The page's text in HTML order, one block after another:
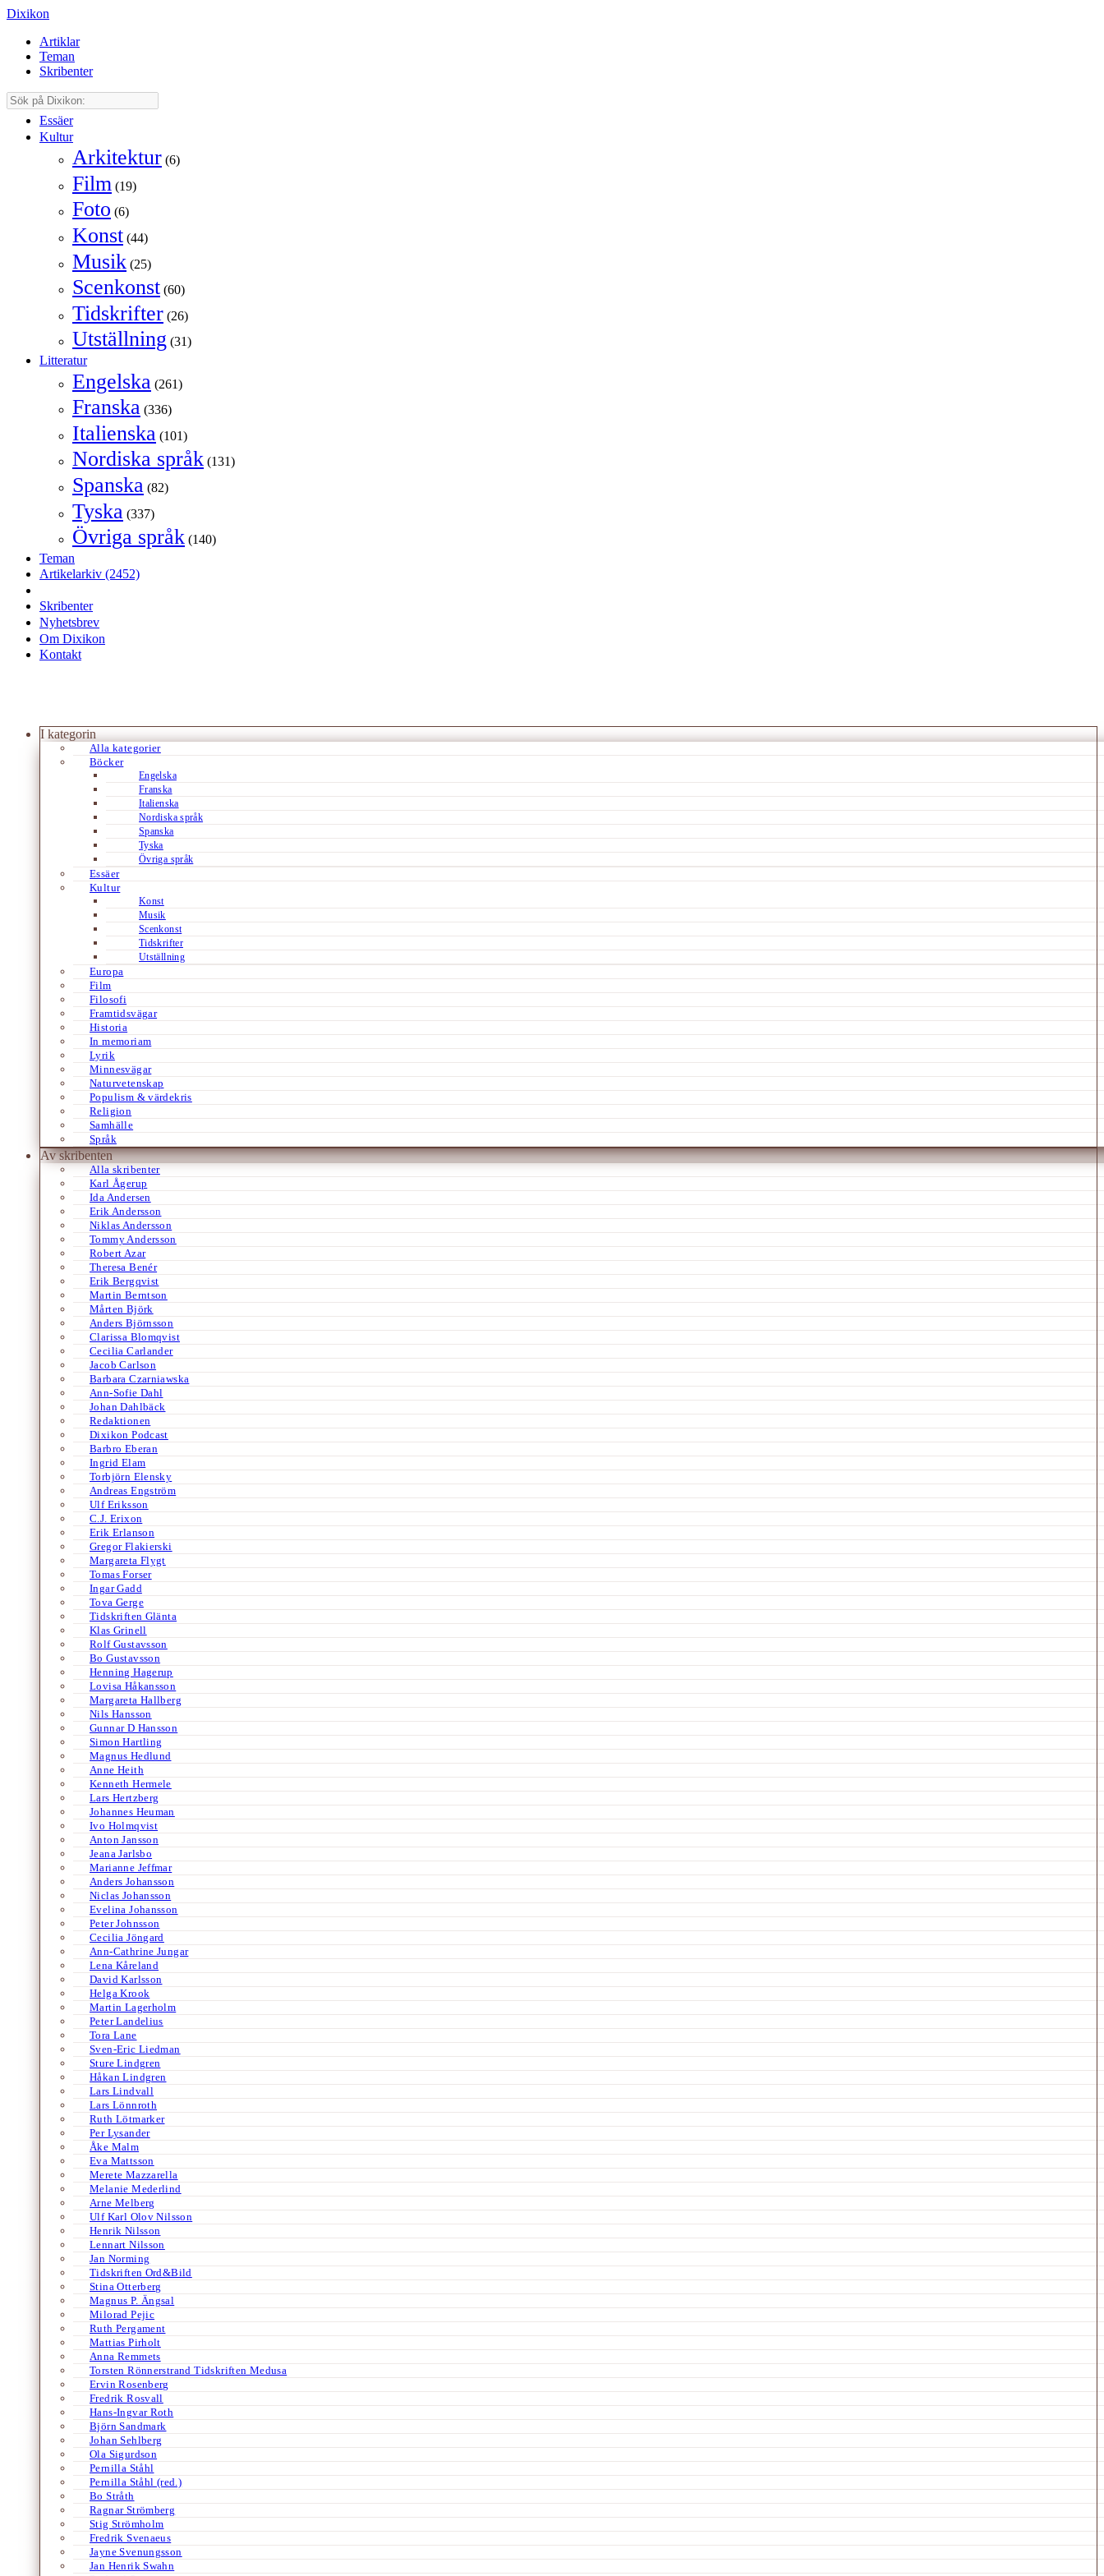
Dixikon
Artiklar
Teman
Skribenter
Essäer
Kultur
Arkitektur (6)
Film (19)
Foto (6)
Konst (44)
Musik (25)
Scenkonst (60)
Tidskrifter (26)
Utställning (31)
Litteratur
Engelska (261)
Franska (336)
Italienska (101)
Nordiska språk (131)
Spanska (82)
Tyska (337)
Övriga språk (140)
Teman
Artikelarkiv (2452)
Skribenter
Nyhetsbrev
Om Dixikon
Kontakt
I kategorin
Alla kategorier
Böcker
Engelska
Franska
Italienska
Nordiska språk
Spanska
Tyska
Övriga språk
Essäer
Kultur
Konst
Musik
Scenkonst
Tidskrifter
Utställning
Europa
Film
Filosofi
Framtidsvägar
Historia
In memoriam
Lyrik
Minnesvägar
Naturvetenskap
Populism & värdekris
Religion
Samhälle
Språk
Av skribenten
Alla skribenter
Karl Ågerup
Ida Andersen
Erik Andersson
Niklas Andersson
Tommy Andersson
Robert Azar
Theresa Benér
Erik Bergqvist
Martin Berntson
Mårten Björk
Anders Björnsson
Clarissa Blomqvist
Cecilia Carlander
Jacob Carlson
Barbara Czarniawska
Ann-Sofie Dahl
Johan Dahlbäck
Redaktionen
Dixikon Podcast
Barbro Eberan
Ingrid Elam
Torbjörn Elensky
Andreas Engström
Ulf Eriksson
C.J. Erixon
Erik Erlanson
Gregor Flakierski
Margareta Flygt
Tomas Forser
Ingar Gadd
Tova Gerge
Tidskriften Glänta
Klas Grinell
Rolf Gustavsson
Bo Gustavsson
Henning Hagerup
Lovisa Håkansson
Margareta Hallberg
Nils Hansson
Gunnar D Hansson
Simon Hartling
Magnus Hedlund
Anne Heith
Kenneth Hermele
Lars Hertzberg
Johannes Heuman
Ivo Holmqvist
Anton Jansson
Jeana Jarlsbo
Marianne Jeffmar
Anders Johansson
Niclas Johansson
Evelina Johansson
Peter Johnsson
Cecilia Jöngard
Ann-Cathrine Jungar
Lena Kåreland
David Karlsson
Helga Krook
Martin Lagerholm
Peter Landelius
Tora Lane
Sven-Eric Liedman
Sture Lindgren
Håkan Lindgren
Lars Lindvall
Lars Lönnroth
Ruth Lötmarker
Per Lysander
Åke Malm
Eva Mattsson
Merete Mazzarella
Melanie Mederlind
Arne Melberg
Ulf Karl Olov Nilsson
Henrik Nilsson
Lennart Nilsson
Jan Norming
Tidskriften Ord&Bild
Stina Otterberg
Magnus P. Ängsal
Milorad Pejic
Ruth Pergament
Mattias Pirholt
Anna Remmets
Torsten Rönnerstrand Tidskriften Medusa
Ervin Rosenberg
Fredrik Rosvall
Hans-Ingvar Roth
Björn Sandmark
Johan Sehlberg
Ola Sigurdson
Pernilla Ståhl
Pernilla Ståhl (red.)
Bo Stråth
Ragnar Strömberg
Stig Strömholm
Fredrik Svenaeus
Jayne Svenungsson
Jan Henrik Swahn